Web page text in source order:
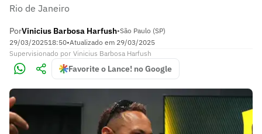
Rio de Janeiro
PorVinicius Barbosa Harfush•São Paulo (SP)
29/03/202518:50•Atualizado em 29/03/2025
Supervisionado por Vinicius Barbosa Harfush
Favorite o Lance! no Google